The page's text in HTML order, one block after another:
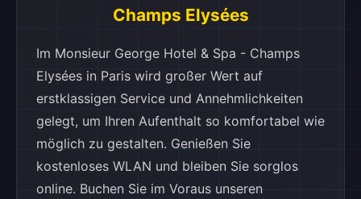
Champs Elysées
Im Monsieur George Hotel & Spa - Champs
Elysées in Paris wird großer Wert auf
erstklassigen Service und Annehmlichkeiten
gelegt, um Ihren Aufenthalt so komfortabel wie
möglich zu gestalten. Genießen Sie
kostenloses WLAN und bleiben Sie sorglos
online. Buchen Sie im Voraus unseren